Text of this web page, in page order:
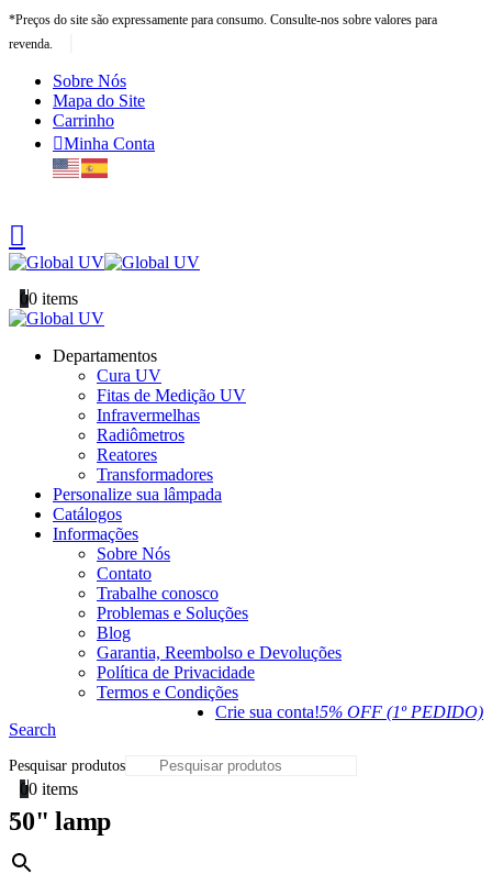
*Preços do site são expressamente para consumo. Consulte-nos sobre valores para
revenda.
Sobre Nós
Mapa do Site
Carrinho
Minha Conta
00 items
Departamentos
Cura UV
Fitas de Medição UV
Infravermelhas
Radiômetros
Reatores
Transformadores
Personalize sua lâmpada
Catálogos
Informações
Sobre Nós
Contato
Trabalhe conosco
Problemas e Soluções
Blog
Garantia, Reembolso e Devoluções
Política de Privacidade
Termos e Condições
Crie sua conta!5% OFF (1º PEDIDO)
Search
Pesquisar produtos
×
00 items
50" lamp